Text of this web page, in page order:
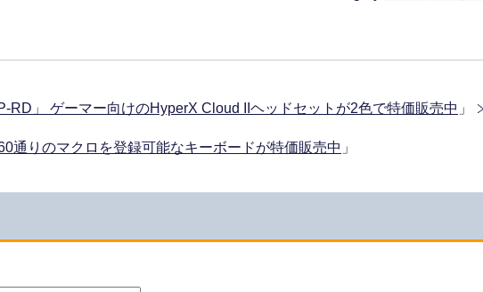
RD」 ゲーマー向けのHyperX Cloud IIヘッドセットが2色で特価販売中 」
通りのマクロを登録可能なキーボードが特価販売中 」